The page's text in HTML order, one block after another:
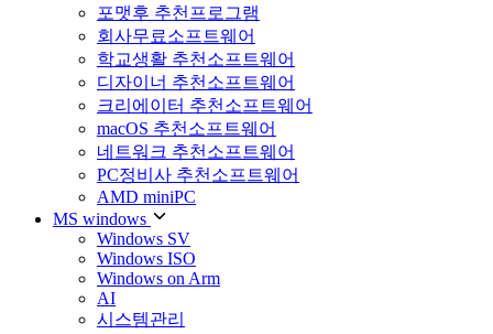
포맷후 추천프로그램
회사무료소프트웨어
학교생활 추천소프트웨어
디자이너 추천소프트웨어
크리에이터 추천소프트웨어
macOS 추천소프트웨어
네트워크 추천소프트웨어
PC정비사 추천소프트웨어
AMD miniPC
MS windows
Windows SV
Windows ISO
Windows on Arm
AI
시스템관리